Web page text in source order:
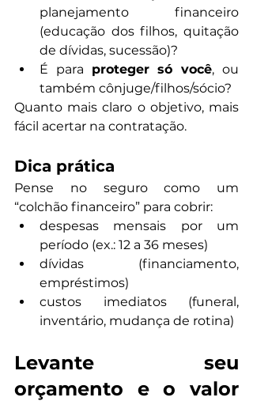
planejamento financeiro
(educação dos filhos, quitação
de dívidas, sucessão)?
É para proteger só você, ou
também cônjuge/filhos/sócio?
Quanto mais claro o objetivo, mais
fácil acertar na contratação.
Dica prática
Pense no seguro como um
“colchão financeiro” para cobrir:
despesas mensais por um
período (ex.: 12 a 36 meses)
dívidas (financiamento,
empréstimos)
custos imediatos (funeral,
inventário, mudança de rotina)
Levante seu
orçamento e o valor